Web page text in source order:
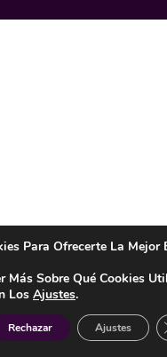
Para Ofrecerte La Mejor
Más Sobre Qué Cookies
Los Ajustes.
Rechazar Ajustes